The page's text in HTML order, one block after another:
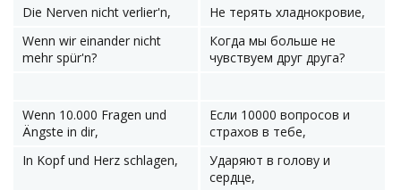
Die Nerven nicht verlier'n,
Не терять хладнокровие,
Wenn wir einander nicht
mehr spür'n?
Когда мы больше не
чувствуем друг друга?
Wenn 10.000 Fragen und
Ängste in dir,
Если 10000 вопросов и
страхов в тебе,
In Kopf und Herz schlagen,
Ударяют в голову и
сердце,